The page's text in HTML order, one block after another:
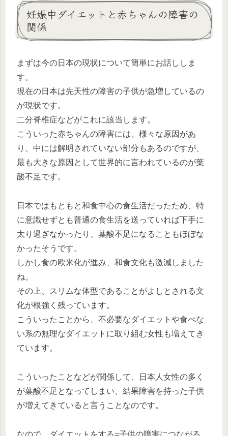
妊娠中ダイエットと赤ちゃんの障害の
関係
まずは今の日本の現状について簡単にお話ししま
す。
現在の日本は先天性の障害の子供が急増しているの
が現状です。
二分脊椎症などがこれに該当します。
こういった赤ちゃんの障害には、様々な原因があ
り、中には解明されていない部分もあるのですが、
最も大きな原因として世界的に言われているのが葉
酸不足です。
日本ではもともと和食中心の食生活だったため、特
に意識せずとも普通の食生活を送っていれば下手に
太り過ぎなかったり、葉酸不足になることもほぼな
かったそうです。
しかし食の欧米化が進み、和食文化も激減しました
ね。
その上、スリムな体型であることがよしとされる文
化が根強く残っています。
こういったことから、不必要なダイエットや食べな
い系の無理なダイエットに取り組む女性も増えてき
ています。
こういったことなどが関係して、日本人女性の多く
が葉酸不足となってしまい、結果障害を持った子供
が増えてきていると言うことなのです。
なので、ダイエットをする=子供の障害につながる。